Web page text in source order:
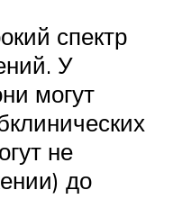
спектр
У
могут
не
до